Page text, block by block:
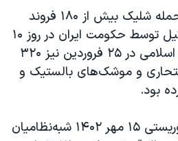
این حمله در واکنش به حمله شلیک بیش از ۱۸۰ فروند
موشک بالستیک به اسرائیل توسط حکومت ایران در روز ۱۰
مهر انجام شد. جمهوری اسلامی در ۲۵ فروردین نیز ۳۲۰
انتحاری و موشک‌های بالستیک و
بود.
اسرائیل از زمان حمله تروریستی ۱۵ مهر ۱۴۰۲ شبه‌نظامیان